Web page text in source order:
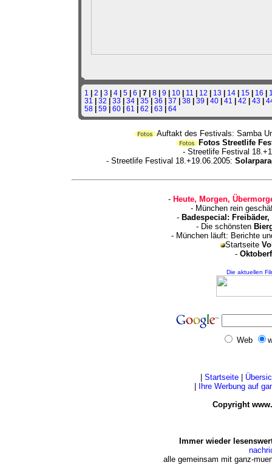
1 | 2 | 3 | 4| 5| 6 | 7 | 8| 9 | 10| 11 | 12 | 13 | 14| 15| 16 |
31 | 32 | 33 | 34| 35| 36 | 37 | 38| 39 | 40| 41 | 42 | 43 |
58| 59 | 60| 61 | 62 | 63 | 64
Auftakt des Festivals: Samba
Fotos Streetlife
- Streetlife Festival
- Streetlife Festival 18.+19.06.2005:
- Heute, Morgen,
- München rein
- Badespecial:
- Die schönsten
- München läuft: Berichte
Startseite
-
Die aktuellen
Web
Startseite
Ihre Werbung auf
Copyright
Immer wieder
alle gemeinsam mit ganz-